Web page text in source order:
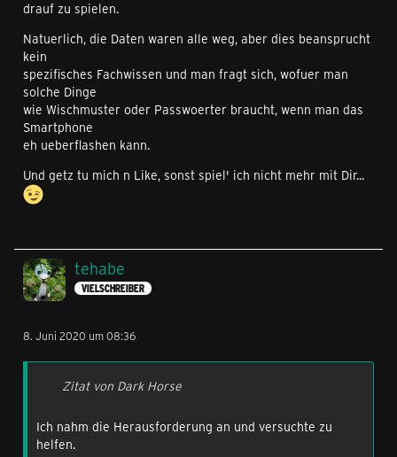
drauf zu spielen.
Natuerlich, die Daten waren alle weg, aber dies beansprucht
kein
spezifisches Fachwissen und man fragt sich, wofuer man
solche Dinge
wie Wischmuster oder Passwoerter braucht, wenn man das
Smartphone
eh ueberflashen kann.
Und getz tu mich n Like, sonst spiel' ich nicht mehr mit Dir...
tehabe
VIELSCHREIBER
8. Juni 2020 um 08:36
Zitat von Dark Horse
Ich nahm die Herausforderung an und versuchte zu
helfen.